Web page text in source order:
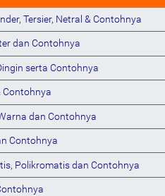
Tersier, Netral & Contohnya
dan Contohnya
serta Contohnya
Contohnya
dan Contohnya
Contohnya
Polikromatis dan Contohnya